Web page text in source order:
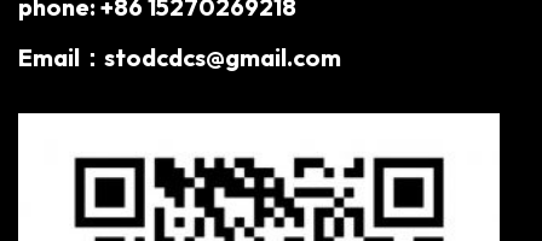
phone: +86 15270269218
Email：stodcdcs@gmail.com